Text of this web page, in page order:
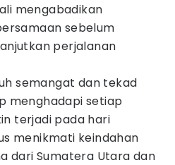
mengabadikan
sebelum
perjalanan
semangat dan tekad
menghadapi setiap
terjadi pada hari
menikmati keindahan
dari Sumatera Utara dan